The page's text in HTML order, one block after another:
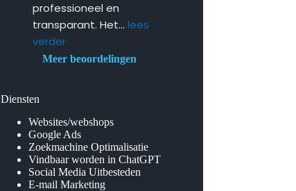
professioneel en
transparant. Het... lees
verder
Meer beoordelingen
Diensten
Websites/webshops
Google Ads
Zoekmachine Optimalisatie
Vindbaar worden in ChatGPT
Social Media Uitbesteden
E-mail Marketing